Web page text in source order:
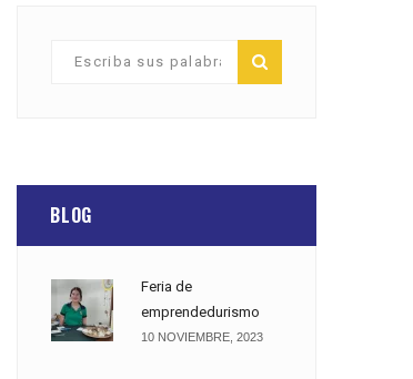
BLOG
Feria de
emprendedurismo
10 NOVIEMBRE, 2023